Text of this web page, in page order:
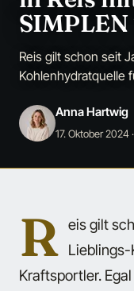
Reis gilt schon seit
Kohlenhydratquelle
Anna Hartwig
17. Oktober 2024
R eis gilt
Kraftsportler.